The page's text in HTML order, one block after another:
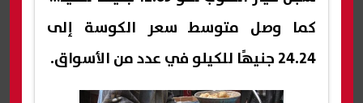
كما وصل متوسط سعر الكوسة إلى
24.24 جنيهًا للكيلو في عدد من الأسواق.